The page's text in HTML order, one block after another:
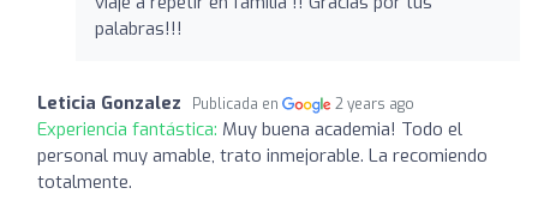
palabras!!!
Leticia Gonzalez Publicada en 2 years ago
Experiencia fantástica: Muy buena academia! Todo el
personal muy amable, trato inmejorable. La recomiendo
totalmente.